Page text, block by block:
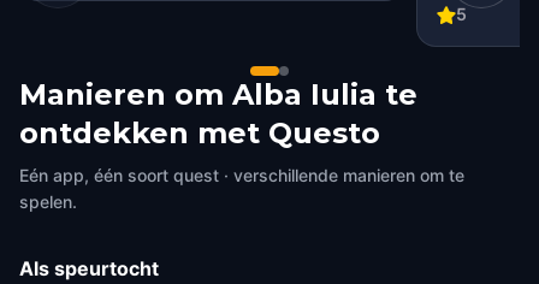
5
Manieren om Alba Iulia te
ontdekken met Questo
Eén app, één soort quest · verschillende manieren om te
spelen.
Als speurtocht